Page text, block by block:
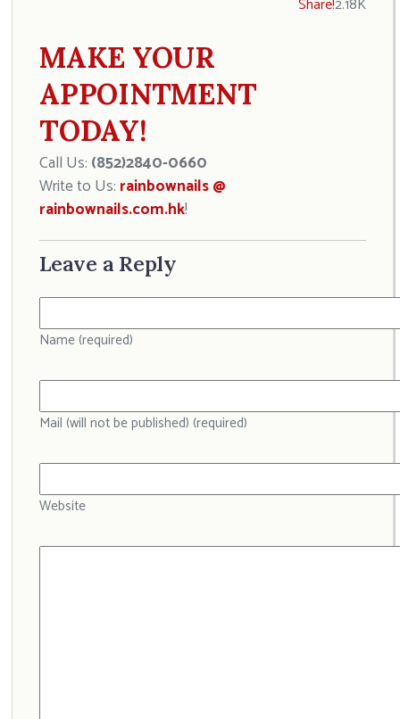
Share!2.18K
MAKE YOUR
APPOINTMENT
TODAY!
Call Us: (852)2840-0660
Write to Us: rainbownails @
rainbownails.com.hk!
Leave a Reply
Name (required)
Mail (will not be published) (required)
Website